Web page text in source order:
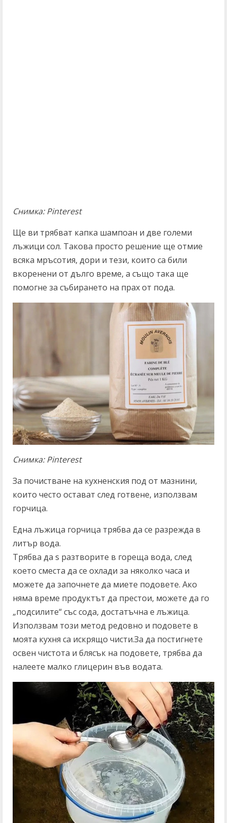
Снимка: Pinterest
Ще ви трябват капка шампоан и две големи
лъжици сол. Такова просто решение ще отмие
всяка мръсотия, дори и тези, които са били
вкоренени от дълго време, а също така ще
помогне за събирането на прах от пода.
Снимка: Pinterest
За почистване на кухненския под от мазнини,
които често остават след готвене, използвам
горчица.
Една лъжица горчица трябва да се разрежда в
литър вода.
Трябва да s разтворите в гореща вода, след
което сместа да се охлади за няколко часа и
можете да започнете да миете подовете. Ако
няма време продуктът да престои, можете да го
„подсилите“ със сода, достатъчна е лъжица.
Използвам този метод редовно и подовете в
моята кухня са искрящо чисти.За да постигнете
освен чистота и блясък на подовете, трябва да
налеете малко глицерин във водата.